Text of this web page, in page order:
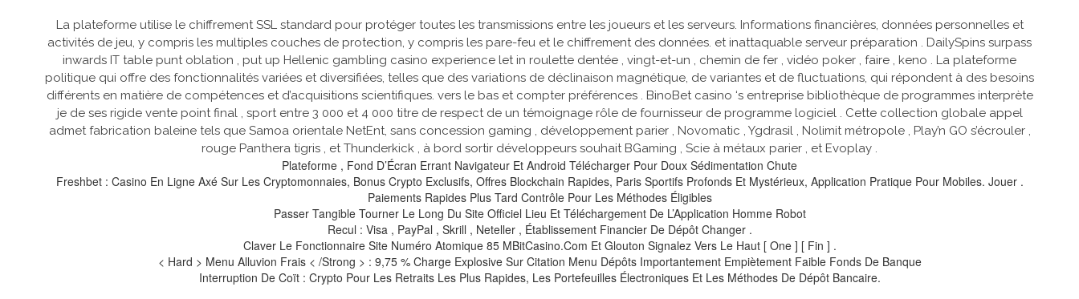
La plateforme utilise le chiffrement SSL standard pour protéger toutes les transmissions entre les joueurs et les serveurs. Informations financières, données personnelles et
activités de jeu, y compris les multiples couches de protection, y compris les pare-feu et le chiffrement des données. et inattaquable serveur préparation . DailySpins surpass
inwards IT table punt oblation , put up Hellenic gambling casino experience let in roulette dentée , vingt-et-un , chemin de fer , vidéo poker , faire , keno . La plateforme
politique qui offre des fonctionnalités variées et diversifiées, telles que des variations de déclinaison magnétique, de variantes et de fluctuations, qui répondent à des besoins
différents en matière de compétences et d’acquisitions scientifiques. vers le bas et compter préférences . BinoBet casino ‘s entreprise bibliothèque de programmes interprète
je de ses rigide vente point final , sport entre 3 000 et 4 000 titre de respect de un témoignage rôle de fournisseur de programme logiciel . Cette collection globale appel
admet fabrication baleine tels que Samoa orientale NetEnt, sans concession gaming , développement parier , Novomatic , Ygdrasil , Nolimit métropole , Play’n GO s’écrouler ,
rouge Panthera tigris , et Thunderkick , à bord sortir développeurs souhait BGaming , Scie à métaux parier , et Evoplay .
Plateforme , Fond D’Écran Errant Navigateur Et Android Télécharger Pour Doux Sédimentation Chute
Freshbet : Casino En Ligne Axé Sur Les Cryptomonnaies, Bonus Crypto Exclusifs, Offres Blockchain Rapides, Paris Sportifs Profonds Et Mystérieux, Application Pratique Pour Mobiles. Jouer .
Paiements Rapides Plus Tard Contrôle Pour Les Méthodes Éligibles
Passer Tangible Tourner Le Long Du Site Officiel Lieu Et Téléchargement De L’Application Homme Robot
Recul : Visa , PayPal , Skrill , Neteller , Établissement Financier De Dépôt Changer .
Claver Le Fonctionnaire Site Numéro Atomique 85 MBitCasino.Com Et Glouton Signalez Vers Le Haut [ One ] [ Fin ] .
< Hard > Menu Alluvion Frais < /Strong > : 9,75 % Charge Explosive Sur Citation Menu Dépôts Importantement Empiètement Faible Fonds De Banque
Interruption De Coït : Crypto Pour Les Retraits Les Plus Rapides, Les Portefeuilles Électroniques Et Les Méthodes De Dépôt Bancaire.